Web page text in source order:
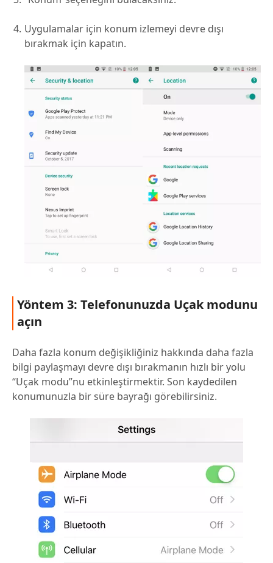
Uygulamalar için konum izlemeyi devre dışı
bırakmak için kapatın.
Yöntem 3: Telefonunuzda Uçak modunu
açın
Daha fazla konum değişikliğiniz hakkında daha fazla
bilgi paylaşmayı devre dışı bırakmanın hızlı bir yolu
“Uçak modu”nu etkinleştirmektir. Son kaydedilen
konumunuzla bir süre bayrağı görebilirsiniz.